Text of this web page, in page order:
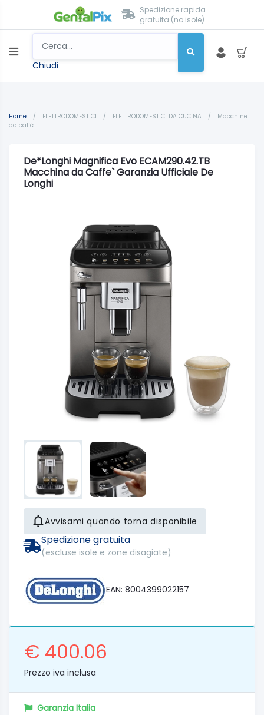
Spedizione rapida
gratuita (no isole)
Chiudi
Home / ELETTRODOMESTICI / ELETTRODOMESTICI DA CUCINA /
Macchine
da caffè
De*Longhi Magnifica Evo ECAM290.42.TB
Macchina da Caffe` Garanzia Ufficiale De
Longhi
Avvisami quando torna disponibile
Spedizione gratuita
(escluse isole e zone disagiate)
EAN: 8004399022157
€ 400.06
Prezzo iva inclusa
Garanzia Italia